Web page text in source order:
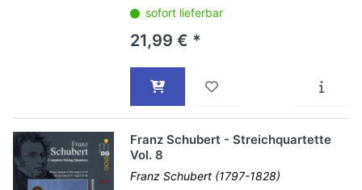
sofort lieferbar
21,99 € *
Franz Schubert - Streichquartette
Vol. 8
Franz Schubert (1797-1828)